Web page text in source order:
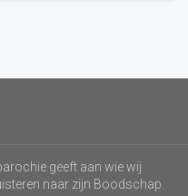
geeft aan wie wij
naar zijn Boodschap.